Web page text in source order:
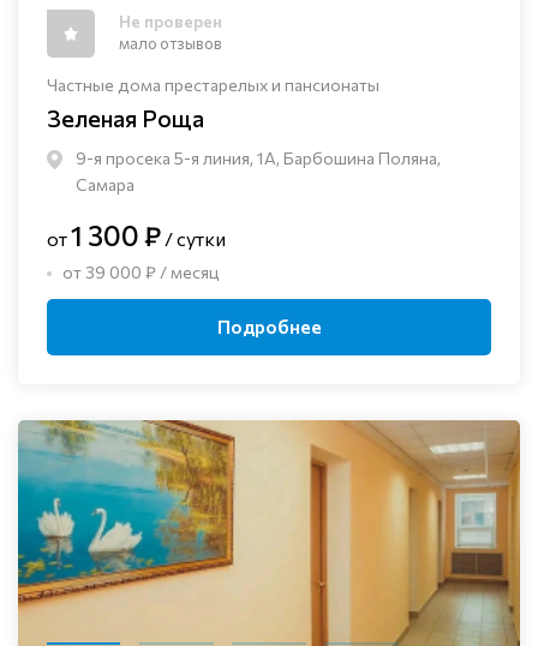
Частные дома престарелых и пансионаты
Зеленая Роща
9-я просека 5-я линия, 1А, Барбошина Поляна,
Самара
Не проверен
мало отзывов
от1 300 ₽ / сутки
от 39 000 ₽ / месяц
Подробнее